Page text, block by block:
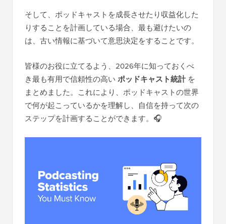
そして、ポッドキャストを成長させたり収益化した
りすることを計画している場合、最も避けたいの
は、古い情報に基づいて意思決定をすることです。
皆様のお役に立てるよう、2026年に知っておくべ
き最も有用で信頼性の高い ポッドキャスト統計を
まとめました。これにより、ポッドキャストの世界
で何が起こっているかを理解し、自信を持って次の
ステップを計画することができます。🎧